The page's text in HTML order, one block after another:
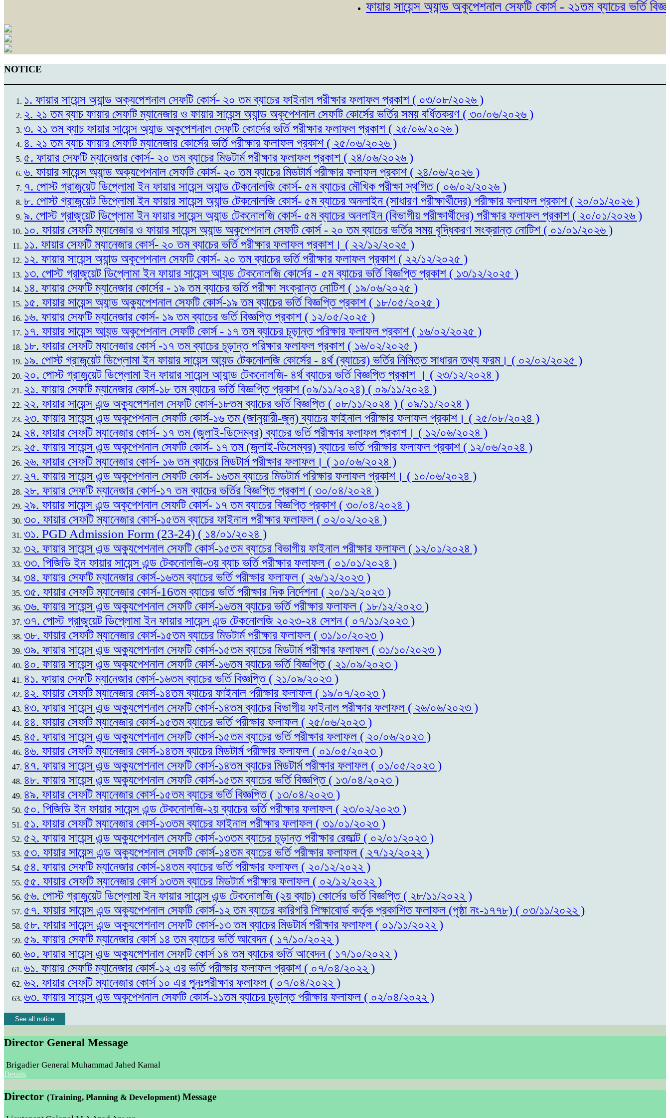
ফায়ার সায়েন্স অ্যান্ড অকুপেশনাল সেফটি কোর্স - ২১তম ব্যাচের ভর্তি
NOTICE
১. ফায়ার সায়েন্স অ্যান্ড অক্যপেশনাল সেফটি কোর্স- ২০ তম ব্যাচের ফাইনাল পরীক্ষার ফলাফল প্রকাশ ( ০৩/০৮/২০২৬ )
২. ২১ তম ব্যাচ ফায়ার সেফটি ম্যানেজার ও ফায়ার সায়েন্স অ্যান্ড অকুপেশনাল সেফটি কোর্সের ভর্তির সময় বর্ধিতকরণ ( ৩০/০৬/২০২৬ )
৩. ২১ তম ব্যাচ ফায়ার সায়েন্স অ্যান্ড অকুপেশনাল সেফটি কোর্সের ভর্তি পরীক্ষার ফলাফল প্রকাশ ( ২৫/০৬/২০২৬ )
৪. ২১ তম ব্যাচ ফায়ার সেফটি ম্যানেজার কোর্সের ভর্তি পরীক্ষার ফলাফল প্রকাশ ( ২৫/০৬/২০২৬ )
৫. ফায়ার সেফটি ম্যানেজার কোর্স- ২০ তম ব্যাচের মিডটার্ম পরীক্ষার ফলাফল প্রকাশ ( ২৪/০৬/২০২৬ )
৬. ফায়ার সায়েন্স অ্যান্ড অক্যপেশনাল সেফটি কোর্স- ২০ তম ব্যাচের মিডটার্ম পরীক্ষার ফলাফল প্রকাশ ( ২৪/০৬/২০২৬ )
৭. পোস্ট গ্রাজুয়েট ডিপ্লোমা ইন ফায়ার সায়েন্স অ্যান্ড টেকনোলজি কোর্স- ৫ম ব্যাচের মৌখিক পরীক্ষা স্থগিত ( ০৬/০২/২০২৬ )
৮. পোস্ট গ্রাজুয়েট ডিপ্লোমা ইন ফায়ার সায়েন্স অ্যান্ড টেকনোলজি কোর্স- ৫ম ব্যাচের অনলাইন (সাধারণ পরীক্ষার্থীদের) পরীক্ষার ফলাফল প্রকাশ ( ২০/০১/২০২৬ )
৯. পোস্ট গ্রাজুয়েট ডিপ্লোমা ইন ফায়ার সায়েন্স অ্যান্ড টেকনোলজি কোর্স- ৫ম ব্যাচের অনলাইন (বিভাগীয় পরীক্ষার্থীদের) পরীক্ষার ফলাফল প্রকাশ ( ২০/০১/২০২৬ )
১০. ফায়ার সেফটি ম্যানেজার ও ফায়ার সায়েন্স অ্যান্ড অকুপেশনাল সেফটি কোর্স - ২০ তম ব্যাচের ভর্তির সময় বৃদ্ধিকরণ সংক্রান্ত নোটিশ ( ০১/০১/২০২৬ )
১১. ফায়ার সেফটি ম্যানেজার কোর্স- ২০ তম ব্যাচের ভর্তি পরীক্ষার ফলাফল প্রকাশ। ( ২২/১২/২০২৫ )
১২. ফায়ার সায়েন্স অ্যান্ড অকুপেশনাল সেফটি কোর্স- ২০ তম ব্যাচের ভর্তি পরীক্ষার ফলাফল প্রকাশ ( ২২/১২/২০২৫ )
১৩. পোস্ট গ্রাজুয়েট ডিপ্লোমা ইন ফায়ার সায়েন্স আ্যন্ড টেকনোলজি কোর্সের - ৫ম ব্যাচের ভর্তি বিজ্ঞপ্তি প্রকাশ ( ১৩/১২/২০২৫ )
১৪. ফায়ার সেফটি ম্যানেজার কোর্সের - ১৯ তম ব্যাচের ভর্তি পরীক্ষা সংক্রান্ত নোটিশ ( ১৯/০৬/২০২৫ )
১৫. ফায়ার সায়েন্স অ্যান্ড অক্যুপেশনাল সেফটি কোর্স-১৯ তম ব্যাচের ভর্তি বিজ্ঞপ্তি প্রকাশ ( ১৮/০৫/২০২৫ )
১৬. ফায়ার সেফটি ম্যানেজার কোর্স- ১৯ তম ব্যাচের ভর্তি বিজ্ঞপ্তি প্রকাশ ( ১২/০৫/২০২৫ )
১৭. ফায়ার সায়েন্স আ্যন্ড অকুপেশনাল সেফটি কোর্স - ১৭ তম ব্যাচের চূড়ান্ত পরিক্ষার ফলাফল প্রকাশ ( ১৬/০২/২০২৫ )
১৮. ফায়ার সেফটি ম্যানেজার কোর্স -১৭ তম ব্যাচের চূড়ান্ত পরিক্ষার ফলাফল প্রকাশ ( ১৬/০২/২০২৫ )
১৯. পোস্ট গ্রাজুয়েট ডিপ্লোমা ইন ফায়ার সায়েন্স আ্যন্ড টেকনোলজি কোর্সের - ৪র্থ (ব্যাচের) ভর্তির নিমিত্ত সাধারন তথ্য ফরম। ( ০২/০২/২০২৫ )
২০. পোস্ট গ্রাজুয়েট ডিপ্লোমা ইন ফায়ার সায়েন্স আ্যান্ড টেকনোলজি- ৪র্থ ব্যাচের ভর্তি বিজ্ঞপ্তি প্রকাশ । ( ২৩/১২/২০২৪ )
২১. ফায়ার সেফটি ম্যানেজার কোর্স-১৮ তম ব্যাচের ভর্তি বিজ্ঞপ্তি প্রকাশ (০৯/১১/২০২৪) ( ০৯/১১/২০২৪ )
২২. ফায়ার সায়েন্স এন্ড অক্যুপেশনাল সেফটি কোর্স-১৮তম ব্যাচের ভর্তি বিজ্ঞপ্তি ( ০৮/১১/২০২৪ ) ( ০৯/১১/২০২৪ )
২৩. ফায়ার সায়েন্স এন্ড অকুপেশনাল সেফটি কোর্স-১৬ তম (জানুয়ারী-জুন) ব্যাচের ফাইনাল পরীক্ষার ফলাফল প্রকাশ। ( ২৫/০৮/২০২৪ )
২৪. ফায়ার সেফটি ম্যানেজার কোর্স- ১৭ তম (জুলাই-ডিসেম্বর) ব্যাচের ভর্তি পরীক্ষার ফলাফল প্রকাশ। ( ১২/০৬/২০২৪ )
২৫. ফায়ার সায়েন্স এন্ড অকুপেশনাল সেফটি কোর্স- ১৭ তম (জুলাই-ডিসেম্বর) ব্যাচের ভর্তি পরীক্ষার ফলাফল প্রকাশ ( ১২/০৬/২০২৪ )
২৬. ফায়ার সেফটি ম্যানেজার কোর্স- ১৬ তম ব্যাচের মিডটার্ম পরীক্ষার ফলাফল। ( ১০/০৬/২০২৪ )
২৭. ফায়ার সায়েন্স এন্ড অকুপেশনাল সেফটি কোর্স- ১৬তম ব্যাচের মিডটার্ম পরিক্ষার ফলাফল প্রকাশ। ( ১০/০৬/২০২৪ )
২৮. ফায়ার সেফটি ম্যানেজার কোর্স-১৭ তম ব্যাচের ভর্তির বিজ্ঞপ্তি প্রকাশ ( ৩০/০৪/২০২৪ )
২৯. ফায়ার সায়েন্স এন্ড অকুপেশনাল সেফটি কোর্স- ১৭ তম ব্যাচের বিজ্ঞপ্তি প্রকাশ ( ৩০/০৪/২০২৪ )
৩০. ফায়ার সেফটি ম্যানেজার কোর্স-১৫তম ব্যাচের ফাইনাল পরীক্ষার ফলাফল ( ০২/০২/২০২৪ )
৩১. PGD Admission Form (23-24) ( ১৪/০১/২০২৪ )
৩২. ফায়ার সায়েন্স এন্ড অক্যুপেশনাল সেফটি কোর্স-১৫তম ব্যাচের বিভাগীয় ফাইনাল পরীক্ষার ফলাফল ( ১২/০১/২০২৪ )
৩৩. পিজিডি ইন ফায়ার সায়েন্স এন্ড টেকনোলজি-৩য় ব্যাচ ভর্তি পরীক্ষার ফলাফল ( ০১/০১/২০২৪ )
৩৪. ফায়ার সেফটি ম্যানেজার কোর্স-১৬তম ব্যাচের ভর্তি পরীক্ষার ফলাফল ( ২৬/১২/২০২৩ )
৩৫. ফায়ার সেফটি ম্যানেজার কোর্স-16তম ব্যাচের ভর্তি পরীক্ষার দিক নির্দেশনা ( ২০/১২/২০২৩ )
৩৬. ফায়ার সায়েন্স এন্ড অক্যুপেশনাল সেফটি কোর্স-১৬তম ব্যাচের ভর্তি পরীক্ষার ফলাফল ( ১৮/১২/২০২৩ )
৩৭. পোস্ট গ্রাজুয়েট ডিপ্লোমা ইন ফায়ার সায়েন্স এন্ড টেকনোলজি ২০২৩-২৪ সেশন ( ০৭/১১/২০২৩ )
৩৮. ফায়ার সেফটি ম্যানেজার কোর্স-১৫তম ব্যাচের মিডটার্ম পরীক্ষার ফলাফল ( ৩১/১০/২০২৩ )
৩৯. ফায়ার সায়েন্স এন্ড অক্যুপেশনাল সেফটি কোর্স-১৫তম ব্যাচের মিডটার্ম পরীক্ষার ফলাফল ( ৩১/১০/২০২৩ )
৪০. ফায়ার সায়েন্স এন্ড অক্যুপেশনাল সেফটি কোর্স-১৬তম ব্যাচের ভর্তি বিজ্ঞপ্তি ( ২১/০৯/২০২৩ )
৪১. ফায়ার সেফটি ম্যানেজার কোর্স-১৬তম ব্যাচের ভর্তি বিজ্ঞপ্তি ( ২১/০৯/২০২৩ )
৪২. ফায়ার সেফটি ম্যানেজার কোর্স-১৪তম ব্যাচের ফাইনাল পরীক্ষার ফলাফল ( ১৯/০৭/২০২৩ )
৪৩. ফায়ার সায়েন্স এন্ড অক্যুপেশনাল সেফটি কোর্স-১৪তম ব্যাচের বিভাগীয় ফাইনাল পরীক্ষার ফলাফল ( ২৬/০৬/২০২৩ )
৪৪. ফায়ার সেফটি ম্যানেজার কোর্স-১৫তম ব্যাচের ভর্তি পরীক্ষার ফলাফল ( ২৫/০৬/২০২৩ )
৪৫. ফায়ার সায়েন্স এন্ড অক্যুপেশনাল সেফটি কোর্স-১৫তম ব্যাচের ভর্তি পরীক্ষার ফলাফল ( ২০/০৬/২০২৩ )
৪৬. ফায়ার সেফটি ম্যানেজার কোর্স-১৪তম ব্যাচের মিডটার্ম পরীক্ষার ফলাফল ( ০১/০৫/২০২৩ )
৪৭. ফায়ার সায়েন্স এন্ড অক্যুপেশনাল সেফটি কোর্স-১৪তম ব্যাচের মিডটার্ম পরীক্ষার ফলাফল ( ০১/০৫/২০২৩ )
৪৮. ফায়ার সায়েন্স এন্ড অক্যুপেশনাল সেফটি কোর্স-১৫তম ব্যাচের ভর্তি বিজ্ঞপ্তি ( ১৩/০৪/২০২৩ )
৪৯. ফায়ার সেফটি ম্যানেজার কোর্স-১৫তম ব্যাচের ভর্তি বিজ্ঞপ্তি ( ১৩/০৪/২০২৩ )
৫০. পিজিডি ইন ফায়ার সায়েন্স এন্ড টেকনোলজি-২য় ব্যাচের ভর্তি পরীক্ষার ফলাফল ( ২৩/০২/২০২৩ )
৫১. ফায়ার সেফটি ম্যানেজার কোর্স-১৩তম ব্যাচের ফাইনাল পরীক্ষার ফলাফল ( ৩১/০১/২০২৩ )
৫২. ফায়ার সায়েন্স এন্ড অক্যুপেশনাল সেফটি কোর্স-১৩তম ব্যাচের চূড়ান্ত পরীক্ষার রেজাল্ট ( ০২/০১/২০২৩ )
৫৩. ফায়ার সায়েন্স এন্ড অক্যুপেশনাল সেফটি কোর্স-১৪তম ব্যাচের ভর্তি পরীক্ষার ফলাফল ( ২৭/১২/২০২২ )
৫৪. ফায়ার সেফটি ম্যানেজার কোর্স-১৪তম ব্যাচের ভর্তি পরীক্ষার ফলাফল ( ২০/১২/২০২২ )
৫৫. ফায়ার সেফটি ম্যানেজার কোর্স ১৩তম ব্যাচের মিডটার্ম পরীক্ষার ফলাফল ( ০২/১২/২০২২ )
৫৬. পোস্ট গ্রাজুয়েট ডিপ্লোমা ইন ফায়ার সায়েন্স এন্ড টেকনোলজি (২য় ব্যাচ) কোর্সের ভর্তি বিজ্ঞপ্তি ( ২৮/১১/২০২২ )
৫৭. ফায়ার সায়েন্স এন্ড অক্যুপেশনাল সেফটি কোর্স-১২ তম ব্যাচের কারিগরি শিক্ষাবোর্ড কর্তৃক প্রকাশিত ফলাফল (পৃষ্ঠা নং-১৭৭৮) ( ০৩/১১/২০২২ )
৫৮. ফায়ার সায়েন্স এন্ড অক্যুপেশনাল সেফটি কোর্স-১৩ তম ব্যাচের মিডটার্ম পরীক্ষার ফলাফল ( ০১/১১/২০২২ )
৫৯. ফায়ার সেফটি ম্যানেজার কোর্স ১৪ তম ব্যাচের ভর্তি আবেদন ( ১৭/১০/২০২২ )
৬০. ফায়ার সায়েন্স এন্ড অক্যুপেশনাল সেফটি কোর্স ১৪ তম ব্যাচের ভর্তি আবেদন ( ১৭/১০/২০২২ )
৬১. ফায়ার সেফটি ম্যানেজার কোর্স-১২ এর ভর্তি পরীক্ষার ফলাফল প্রকাশ ( ০৭/০৪/২০২২ )
৬২. ফায়ার সেফটি ম্যানেজার কোর্স ১০ এর পুনঃপরীক্ষার ফলাফল ( ০৭/০৪/২০২২ )
৬৩. ফায়ার সায়েন্স এন্ড অকুপেশনাল সেফটি কোর্স-১১তম ব্যাচের চূড়ান্ত পরীক্ষার ফলাফল ( ০২/০৪/২০২২ )
See all notice
Director General Message
Brigadier General Muhammad Jahed Kamal
Details
Director (Training, Planning & Development) Message